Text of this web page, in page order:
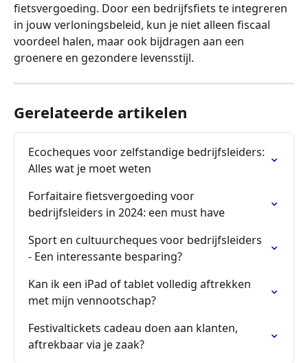
fietsvergoeding. Door een bedrijfsfiets te integreren
in jouw verloningsbeleid, kun je niet alleen fiscaal
voordeel halen, maar ook bijdragen aan een
groenere en gezondere levensstijl.
Gerelateerde artikelen
Ecocheques voor zelfstandige bedrijfsleiders:
Alles wat je moet weten
Forfaitaire fietsvergoeding voor
bedrijfsleiders in 2024: een must have
Sport en cultuurcheques voor bedrijfsleiders
- Een interessante besparing?
Kan ik een iPad of tablet volledig aftrekken
met mijn vennootschap?
Festivaltickets cadeau doen aan klanten,
aftrekbaar via je zaak?